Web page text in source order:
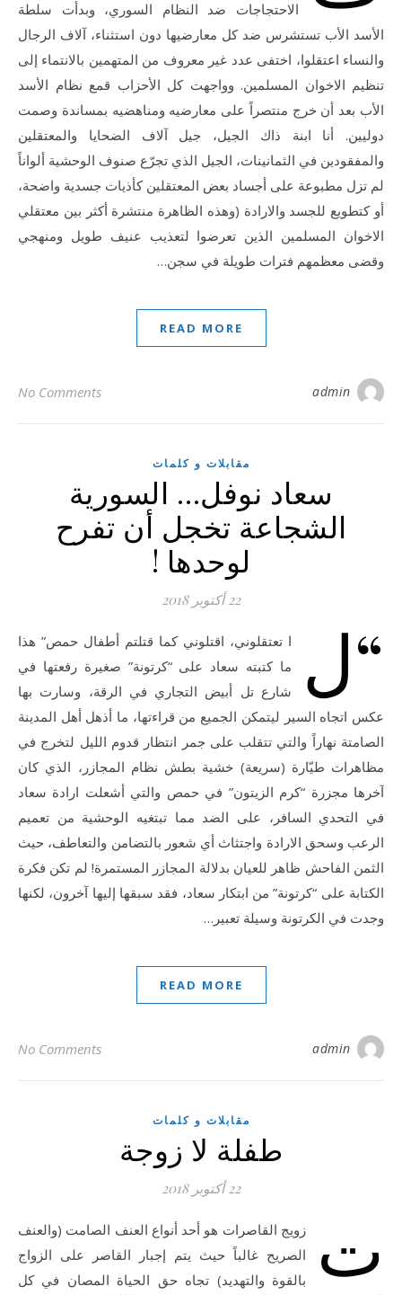
الاحتجاجات ضد النظام السوري، وبدأت سلطة
الأسد الأب تستشرس ضد كل معارضيها دون استثناء، آلاف الرجال
والنساء اعتقلوا، اختفى عدد غير معروف من المتهمين بالانتماء إلى
تنظيم الاخوان المسلمين. وواجهت كل الأحزاب قمع نظام الأسد
الأب بعد أن خرج منتصراً على معارضيه ومناهضيه بمساندة وصمت
دوليين. أنا ابنة ذاك الجيل، جيل آلاف الضحايا والمعتقلين
والمفقودين في الثمانينات، الجيل الذي تجرّع صنوف الوحشية ألواناً
لم تزل مطبوعة على أجساد بعض المعتقلين كأذيات جسدية واضحة،
أو كتطويع للجسد والارادة (وهذه الظاهرة منتشرة أكثر بين معتقلي
الاخوان المسلمين الذين تعرضوا لتعذيب عنيف طويل ومنهجي
وقضى معظمهم فترات طويلة في سجن…
READ MORE
admin
No Comments
مقابلات و كلمات
سعاد نوفل… السورية
الشجاعة تخجل أن تفرح
لوحدها !
22 أكتوبر 2018
“ل
ا تعتقلوني، اقتلوني كما قتلتم أطفال حمص” هذا
ما كتبته سعاد على “كرتونة” صغيرة رفعتها في
شارع تل أبيض التجاري في الرقة، وسارت بها
عكس اتجاه السير ليتمكن الجميع من قراءتها، ما أذهل أهل المدينة
الصامتة نهاراً والتي تتقلب على جمر انتظار قدوم الليل لتخرج في
مظاهرات طيّارة (سريعة) خشية بطش نظام المجازر، الذي كان
آخرها مجزرة “كرم الزيتون” في حمص والتي أشعلت ارادة سعاد
في التحدي السافر، على الضد مما تبتغيه الوحشية من تعميم
الرعب وسحق الارادة واجتثاث أي شعور بالتضامن والتعاطف، حيث
الثمن الفاحش ظاهر للعيان بدلالة المجازر المستمرة! لم تكن فكرة
الكتابة على “كرتونة” من ابتكار سعاد، فقد سبقها إليها آخرون، لكنها
وجدت في الكرتونة وسيلة تعبير…
READ MORE
admin
No Comments
مقابلات و كلمات
طفلة لا زوجة
22 أكتوبر 2018
ت
زويج القاصرات هو أحد أنواع العنف الصامت (والعنف
الصريح غالباً حيث يتم إجبار القاصر على الزواج
بالقوة والتهديد) تجاه حق الحياة المصان في كل